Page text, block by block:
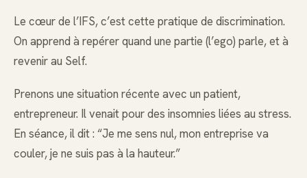
Le cœur de l’IFS, c’est cette pratique de discrimination.
On apprend à repérer quand une partie (l’ego) parle, et à
revenir au Self.
Prenons une situation récente avec un patient,
entrepreneur. Il venait pour des insomnies liées au stress.
En séance, il dit : “Je me sens nul, mon entreprise va
couler, je ne suis pas à la hauteur.”